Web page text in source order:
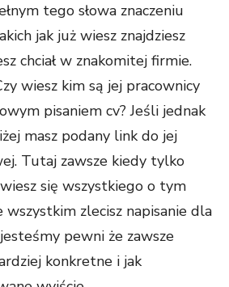
tego słowa znaczeniu
jak już wiesz znajdziesz
chciał w znakomitej firmie.
wiesz kim są jej pracownicy
pisaniem cv? Jeśli jednak
masz podany link do jej
Tutaj zawsze kiedy tylko
się wszystkiego o tym
wszystkim zlecisz napisanie dla
pewni że zawsze
konkretne i jak